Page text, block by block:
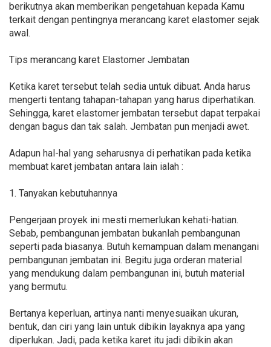
berikutnya akan memberikan pengetahuan kepada Kamu
terkait dengan pentingnya merancang karet elastomer sejak
awal.
Tips merancang karet Elastomer Jembatan
Ketika karet tersebut telah sedia untuk dibuat. Anda harus
mengerti tentang tahapan-tahapan yang harus diperhatikan.
Sehingga, karet elastomer jembatan tersebut dapat terpakai
dengan bagus dan tak salah. Jembatan pun menjadi awet.
Adapun hal-hal yang seharusnya di perhatikan pada ketika
membuat karet jembatan antara lain ialah :
1. Tanyakan kebutuhannya
Pengerjaan proyek ini mesti memerlukan kehati-hatian.
Sebab, pembangunan jembatan bukanlah pembangunan
seperti pada biasanya. Butuh kemampuan dalam menangani
pembangunan jembatan ini. Begitu juga orderan material
yang mendukung dalam pembangunan ini, butuh material
yang bermutu.
Bertanya keperluan, artinya nanti menyesuaikan ukuran,
bentuk, dan ciri yang lain untuk dibikin layaknya apa yang
diperlukan. Jadi, pada ketika karet itu jadi dibikin akan